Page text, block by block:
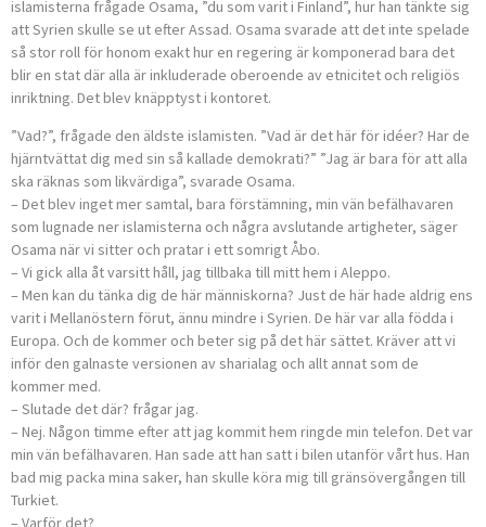
islamisterna frågade Osama, ”du som varit i Finland”, hur han tänkte sig
att Syrien skulle se ut efter Assad. Osama svarade att det inte spelade
så stor roll för honom exakt hur en regering är komponerad bara det
blir en stat där alla är inkluderade oberoende av etnicitet och religiös
inriktning. Det blev knäpptyst i kontoret.
”Vad?”, frågade den äldste islamisten. ”Vad är det här för idéer? Har de
hjärntvättat dig med sin så kallade demokrati?” ”Jag är bara för att alla
ska räknas som likvärdiga”, svarade Osama.
– Det blev inget mer samtal, bara förstämning, min vän befälhavaren
som lugnade ner islamisterna och några avslutande artigheter, säger
Osama när vi sitter och pratar i ett somrigt Åbo.
– Vi gick alla åt varsitt håll, jag tillbaka till mitt hem i Aleppo.
– Men kan du tänka dig de här människorna? Just de här hade aldrig ens
varit i Mellanöstern förut, ännu mindre i Syrien. De här var alla födda i
Europa. Och de kommer och beter sig på det här sättet. Kräver att vi
inför den galnaste versionen av sharialag och allt annat som de
kommer med.
– Slutade det där? frågar jag.
– Nej. Någon timme efter att jag kommit hem ringde min telefon. Det var
min vän befälhavaren. Han sade att han satt i bilen utanför vårt hus. Han
bad mig packa mina saker, han skulle köra mig till gräns­övergången till
Turkiet.
– Varför det?